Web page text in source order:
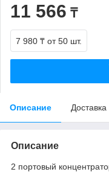
11 566 ₸
7 980 ₸ от 50 шт.
Описание Доставка
Описание
2 портовый